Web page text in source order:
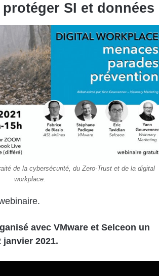
SI et données
de la cybersécurité, du Zero-Trust et de la digital
workplace.
avec VMware et Selceon un
janvier 2021.